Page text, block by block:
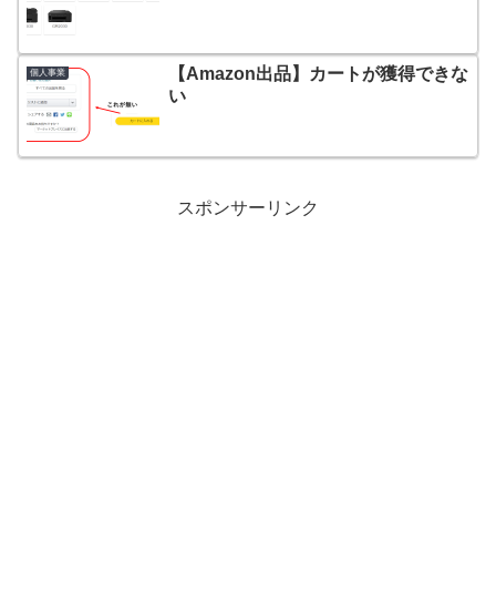
個人事業
【Amazon出品】カートが獲得できな
い
スポンサーリンク